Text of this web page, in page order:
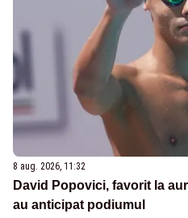
8 aug. 2026, 11:32
David Popovici, favorit la
au anticipat podiumul